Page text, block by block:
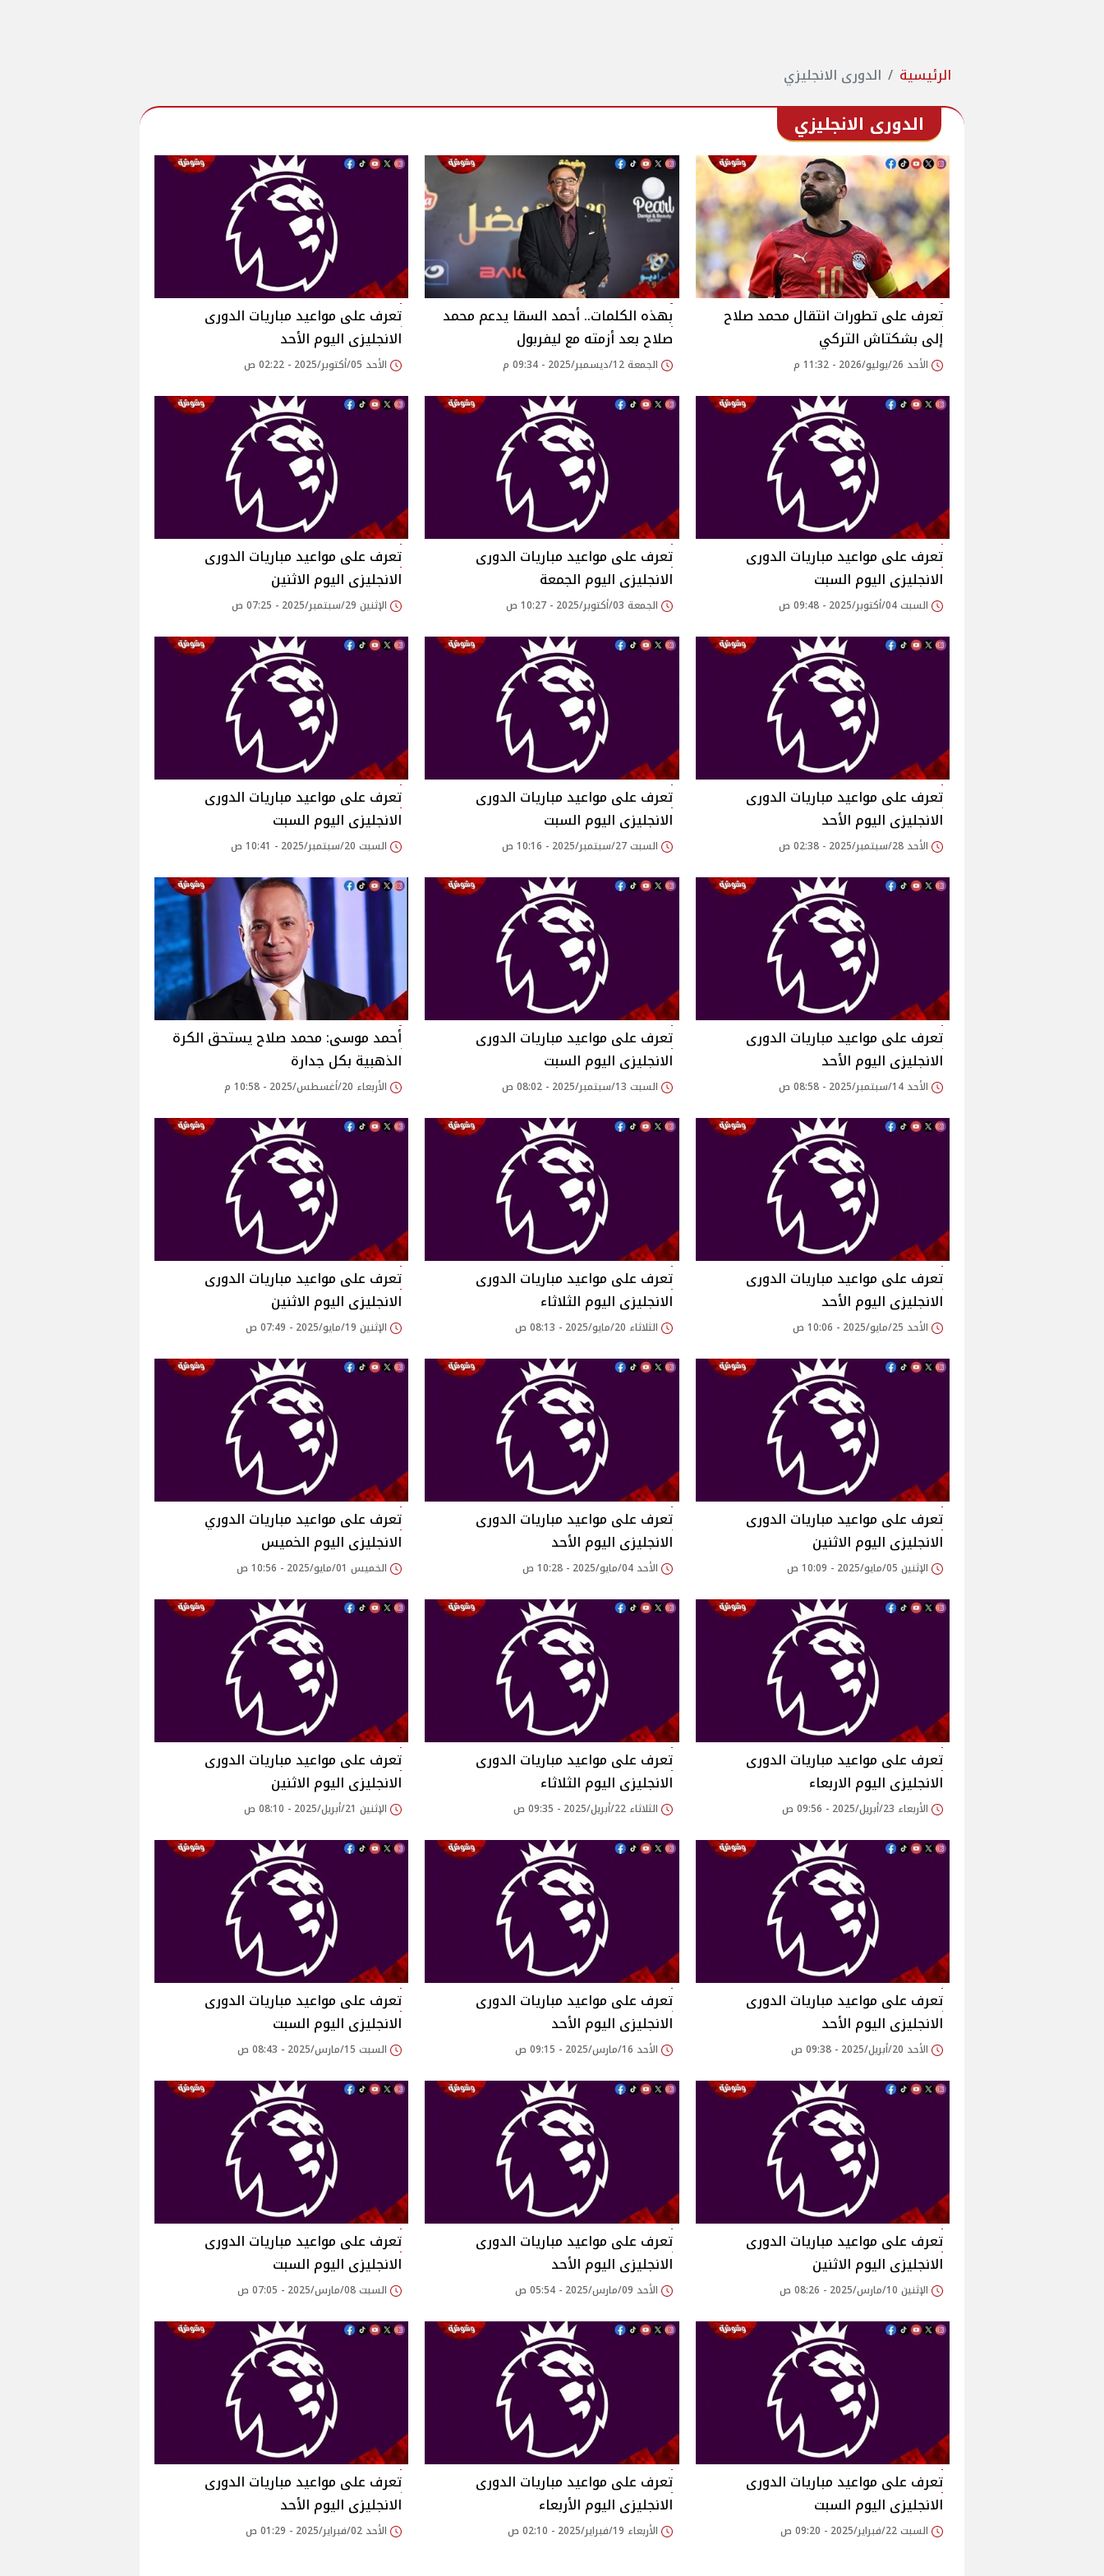
الرئيسية الدورى الانجليزي
الدورى الانجليزي
تعرف على تطورات انتقال محمد صلاح
إلى بشكتاش التركي
الأحد 26/يوليو/2026 - 11:32 م
بهذه الكلمات.. أحمد السقا يدعم محمد
صلاح بعد أزمته مع ليفربول
الجمعة 12/ديسمبر/2025 - 09:34 م
تعرف على مواعيد مباريات الدورى
الانجليزى اليوم الأحد
الأحد 05/أكتوبر/2025 - 02:22 ص
تعرف على مواعيد مباريات الدورى
الانجليزى اليوم السبت
السبت 04/أكتوبر/2025 - 09:48 ص
تعرف على مواعيد مباريات الدورى
الانجليزى اليوم الجمعة
الجمعة 03/أكتوبر/2025 - 10:27 ص
تعرف على مواعيد مباريات الدورى
الانجليزى اليوم الاثنين
الإثنين 29/سبتمبر/2025 - 07:25 ص
تعرف على مواعيد مباريات الدورى
الانجليزى اليوم الأحد
الأحد 28/سبتمبر/2025 - 02:38 ص
تعرف على مواعيد مباريات الدورى
الانجليزى اليوم السبت
السبت 27/سبتمبر/2025 - 10:16 ص
تعرف على مواعيد مباريات الدورى
الانجليزى اليوم السبت
السبت 20/سبتمبر/2025 - 10:41 ص
تعرف على مواعيد مباريات الدورى
الانجليزى اليوم الأحد
الأحد 14/سبتمبر/2025 - 08:58 ص
تعرف على مواعيد مباريات الدورى
الانجليزى اليوم السبت
السبت 13/سبتمبر/2025 - 08:02 ص
أحمد موسى: محمد صلاح يستحق الكرة
الذهبية بكل جدارة‎
الأربعاء 20/أغسطس/2025 - 10:58 م
تعرف على مواعيد مباريات الدورى
الانجليزى اليوم الأحد
الأحد 25/مايو/2025 - 10:06 ص
تعرف على مواعيد مباريات الدورى
الانجليزى اليوم الثلاثاء
الثلاثاء 20/مايو/2025 - 08:13 ص
تعرف على مواعيد مباريات الدورى
الانجليزى اليوم الاثنين
الإثنين 19/مايو/2025 - 07:49 ص
تعرف على مواعيد مباريات الدورى
الانجليزى اليوم الاثنين
الإثنين 05/مايو/2025 - 10:09 ص
تعرف على مواعيد مباريات الدورى
الانجليزى اليوم الأحد
الأحد 04/مايو/2025 - 10:28 ص
تعرف على مواعيد مباريات الدوري
الانجليزى اليوم الخميس
الخميس 01/مايو/2025 - 10:56 ص
تعرف على مواعيد مباريات الدورى
الانجليزى اليوم الاربعاء
الأربعاء 23/أبريل/2025 - 09:56 ص
تعرف على مواعيد مباريات الدورى
الانجليزى اليوم الثلاثاء
الثلاثاء 22/أبريل/2025 - 09:35 ص
تعرف على مواعيد مباريات الدورى
الانجليزى اليوم الاثنين
الإثنين 21/أبريل/2025 - 08:10 ص
تعرف على مواعيد مباريات الدورى
الانجليزى اليوم الأحد
الأحد 20/أبريل/2025 - 09:38 ص
تعرف على مواعيد مباريات الدورى
الانجليزى اليوم الأحد
الأحد 16/مارس/2025 - 09:15 ص
تعرف على مواعيد مباريات الدورى
الانجليزى اليوم السبت
السبت 15/مارس/2025 - 08:43 ص
تعرف على مواعيد مباريات الدورى
الانجليزى اليوم الاثنين
الإثنين 10/مارس/2025 - 08:26 ص
تعرف على مواعيد مباريات الدورى
الانجليزى اليوم الأحد
الأحد 09/مارس/2025 - 05:54 ص
تعرف على مواعيد مباريات الدورى
الانجليزى اليوم السبت
السبت 08/مارس/2025 - 07:05 ص
تعرف على مواعيد مباريات الدورى
الانجليزى اليوم السبت
السبت 22/فبراير/2025 - 09:20 ص
تعرف على مواعيد مباريات الدورى
الانجليزى اليوم الأربعاء
الأربعاء 19/فبراير/2025 - 02:10 ص
تعرف على مواعيد مباريات الدورى
الانجليزى اليوم الأحد
الأحد 02/فبراير/2025 - 01:29 ص